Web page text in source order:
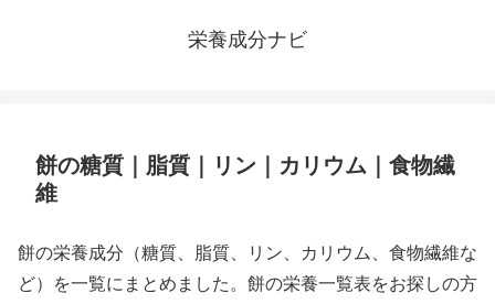
栄養成分ナビ
餅の糖質｜脂質｜リン｜カリウム｜食物繊
維
餅の栄養成分（糖質、脂質、リン、カリウム、食物繊維な
ど）を一覧にまとめました。餅の栄養一覧表をお探しの方